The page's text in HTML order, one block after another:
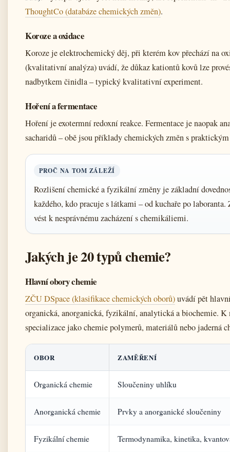
ThoughtCo (databáze chemických změn).
Koroze a oxidace
Koroze je elektrochemický děj, při kterém kov přechází na
(kvalitativní analýza) uvádí, že důkaz kationtů kovů lze
nadbytkem činidla – typický kvalitativní experiment.
Hoření a fermentace
Hoření je exotermní redoxní reakce. Fermentace je naopak
sacharidů – obě jsou příklady chemických změn s
PROČ NA TOM ZÁLEŽÍ
Rozlišení chemické a fyzikální změny je základní
každého, kdo pracuje s látkami – od kuchaře po laboranta.
vést k nesprávnému zacházení s chemikáliemi.
Jakých je 20 typů chemie?
Hlavní obory chemie
ZČU DSpace (klasifikace chemických oborů)uvádí pět
organická, anorganická, fyzikální, analytická a biochemie.
specializace jako chemie polymerů, materiálů nebo jaderná
OBOR ZAMĚŘENÍ
Organická chemie Sloučeniny uhlíku
Anorganická chemie Prvky a anorganické sloučeniny
Fyzikální chemie Termodynamika, kinetika,